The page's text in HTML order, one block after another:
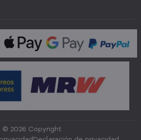
© 2026 Copyright